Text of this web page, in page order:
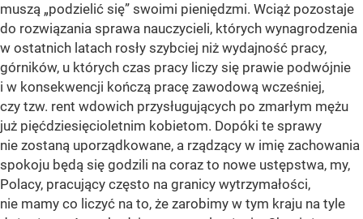
muszą „podzielić się” swoimi pieniędzmi. Wciąż pozostaje
do rozwiązania sprawa nauczycieli, których wynagrodzenia
w ostatnich latach rosły szybciej niż wydajność pracy,
górników, u których czas pracy liczy się prawie podwójnie
i w konsekwencji kończą pracę zawodową wcześniej,
czy tzw. rent wdowich przysługujących po zmarłym mężu
już pięćdziesięcioletnim kobietom. Dopóki te sprawy
nie zostaną uporządkowane, a rządzący w imię zachowania
spokoju będą się godzili na coraz to nowe ustępstwa, my,
Polacy, pracujący często na granicy wytrzymałości,
nie mamy co liczyć na to, że zarobimy w tym kraju na tyle